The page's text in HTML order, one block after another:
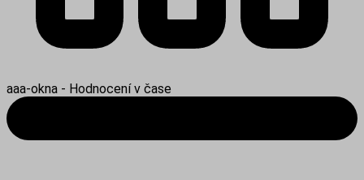
aaa-okna - Hodnocení v čase